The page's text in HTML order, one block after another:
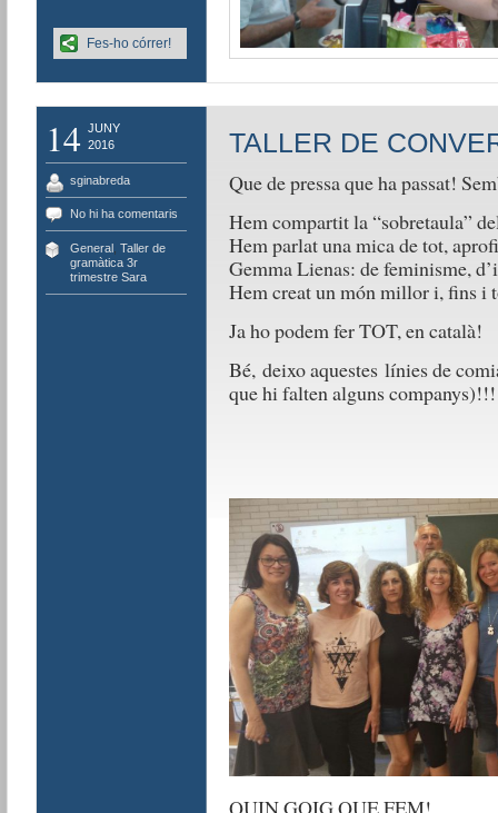
Fes-ho córrer!
14 JUNY
2016
sginabreda
No hi ha comentaris
General, Taller de
gramàtica 3r
trimestre Sara
TALLER DE
Que de pressa que ha passat!
Hem compartit la “sobretaula”
Hem parlat una mica de tot,
Gemma Lienas: de feminisme,
Hem creat un món millor i, fins i
Ja ho podem fer TOT, en català!
Bé, deixo aquestes línies de
que hi falten alguns companys)!!!
QUIN GOIG QUE FEM!